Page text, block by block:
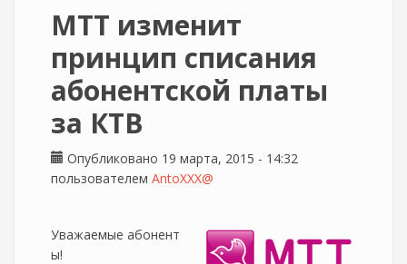
МТТ изменит
принцип списания
абонентской платы
за КТВ
Опубликовано 19 марта, 2015 - 14:32
пользователем AntoXXX@
Уважаемые абонент
ы!